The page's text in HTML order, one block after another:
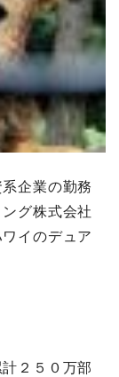
企業の勤務
グ株式会社
イのデュア
２５０万部